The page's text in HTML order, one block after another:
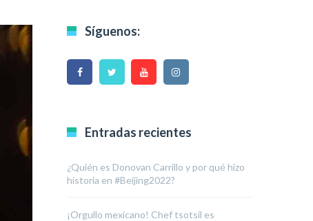
Síguenos:
Entradas recientes
¿Quién es Donovan Carrillo y por qué hizo
historia en #Beijing2022?
¡Orgullo mexicano! Chef tsotsil es